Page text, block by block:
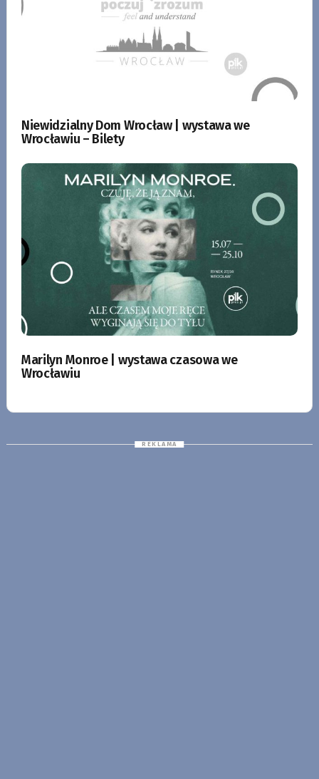
Niewidzialny Dom Wrocław | wystawa we
Wrocławiu – Bilety
Marilyn Monroe | wystawa czasowa we
Wrocławiu